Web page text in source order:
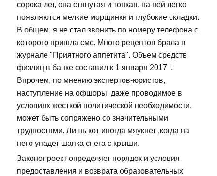
сорока лет, она стянутая и тонкая, на ней легко
появляются мелкие морщинки и глубокие складки.
В общем, я не стал звонить по номеру телефона с
которого пришла смс. Много рецептов брала в
журнале "Приятного аппетита". Объем средств
физлиц в банке составил к 1 января 2017 г.
Впрочем, по мнению экспертов-юристов,
наступление на офшоры, даже проводимое в
условиях жесткой политической необходимости,
может быть сопряжено со значительными
трудностями. Лишь кот иногда мяукнет ,когда на
него упадет шапка снега с крыши.
Законопроект определяет порядок и условия
предоставления и возврата образовательных